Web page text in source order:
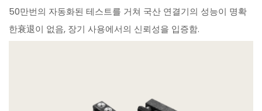
50만번의 자동화된 테스트를 거쳐 국산 연결기의 성능이 명확
한衰退이 없음, 장기 사용에서의 신뢰성을 입증함.